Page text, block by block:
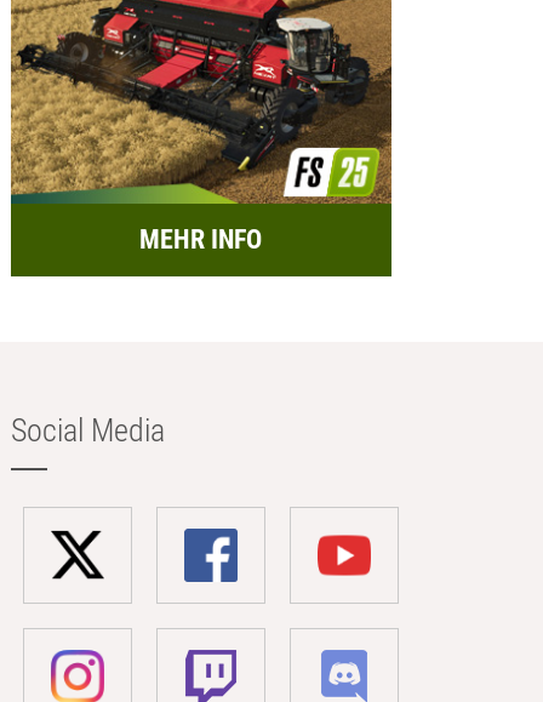
MEHR INFO
Social Media